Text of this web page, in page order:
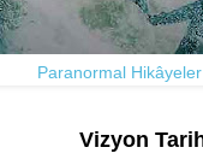
Paranormal
Vizyon